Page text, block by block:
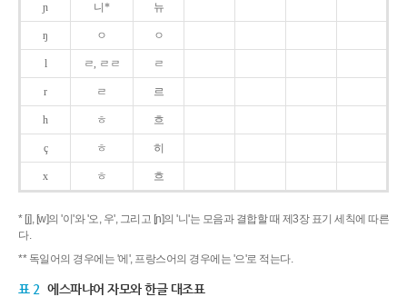
ɲ 니* 뉴
ŋ ㅇ ㅇ
l ㄹ, ㄹㄹ ㄹ
r ㄹ 르
h ㅎ 흐
ç ㅎ 히
x ㅎ 흐
* [j], [w]의 '이'와 '오, 우', 그리고 [ɲ]의 '니'는 모음과 결합할 때 제3장 표기 세칙에 따른
다.
** 독일어의 경우에는 '에', 프랑스어의 경우에는 '으'로 적는다.
표 2 에스파냐어 자모와 한글 대조표